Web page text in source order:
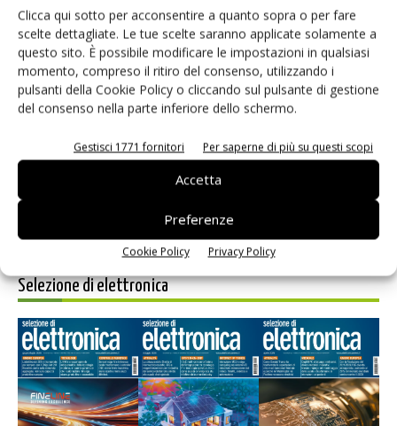
Clicca qui sotto per acconsentire a quanto sopra o per fare
scelte dettagliate. Le tue scelte saranno applicate solamente a
questo sito. È possibile modificare le impostazioni in qualsiasi
momento, compreso il ritiro del consenso, utilizzando i
pulsanti della Cookie Policy o cliccando sul pulsante di gestione
del consenso nella parte inferiore dello schermo.
Gestisci 1771 fornitori Per saperne di più su questi scopi
Accetta
Preferenze
Cookie Policy Privacy Policy
Salva il mio nome, email e sito web in questo browser per i
prossimi commenti.
Selezione di elettronica